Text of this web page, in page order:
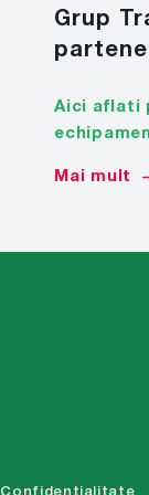
Grup
Aici aflati
Mai mult
Confidentialitate